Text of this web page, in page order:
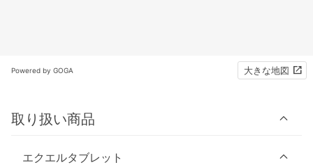
Powered by GOGA 大きな地図
取り扱い商品
エクエルタブレット